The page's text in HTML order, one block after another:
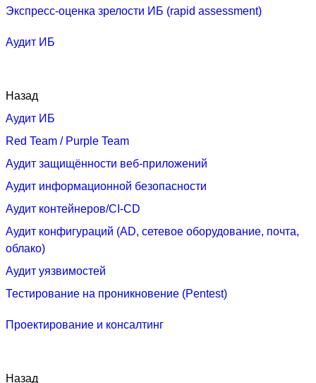
Экспресс‑оценка зрелости ИБ (rapid assessment)
Аудит ИБ
Назад
Аудит ИБ
Red Team / Purple Team
Аудит защищённости веб‑приложений
Аудит информационной безопасности
Аудит контейнеров/CI‑CD
Аудит конфигураций (AD, сетевое оборудование, почта,
облако)
Аудит уязвимостей
Тестирование на проникновение (Pentest)
Проектирование и консалтинг
Назад